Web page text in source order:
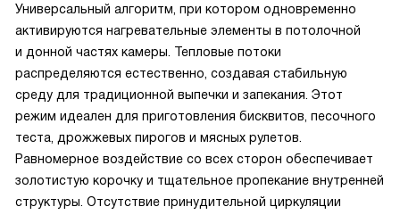
Универсальный алгоритм, при котором одновременно
активируются нагревательные элементы в потолочной
и донной частях камеры. Тепловые потоки
распределяются естественно, создавая стабильную
среду для традиционной выпечки и запекания. Этот
режим идеален для приготовления бисквитов, песочного
теста, дрожжевых пирогов и мясных рулетов.
Равномерное воздействие со всех сторон обеспечивает
золотистую корочку и тщательное пропекание внутренней
структуры. Отсутствие принудительной циркуляции